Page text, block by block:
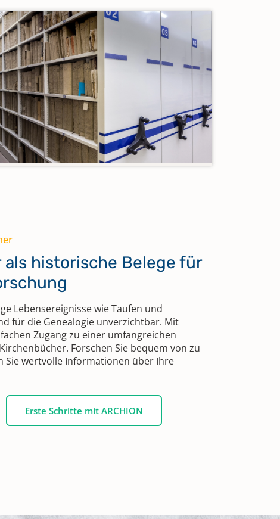
historische Belege für
Lebensereignisse wie Taufen und
für die Genealogie unverzichtbar. Mit
Zugang zu einer umfangreichen
Forschen Sie bequem von zu
Sie wertvolle Informationen über Ihre
Erste Schritte mit ARCHION